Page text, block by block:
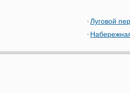
Луговой